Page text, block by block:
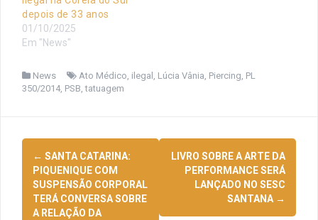
depois de 33 anos
01/10/2025
Em "News"
News Ato Médico, ilegal , Lúcia Vânia, Piercing, PL
350/2014, PSB,tatuagem
Navegação
de
posts
← SANTA CATARINA:
PIQUENIQUE COM
SUSPENSÃO CORPORAL
TERÁ CONVERSA SOBRE
A RELAÇÃO DA
LIVRO SOBRE A ARTE DA
PERFORMANCE SERÁ
LANÇADO NO SESC
SANTANA →